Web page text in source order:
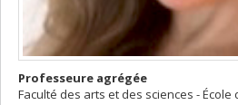
Professeure agrégée
Faculté des arts et des sciences -